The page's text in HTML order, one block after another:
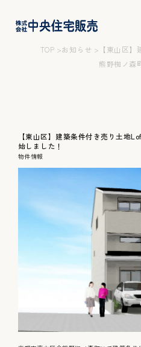
Wロフト
みんな
TOP お知らせ
【東山区
熊野椥ノ森
【東山区】建築条件付き売り土地
始しました！
物件情報